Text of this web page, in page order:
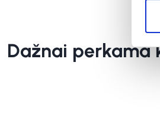
Dažnai perkama